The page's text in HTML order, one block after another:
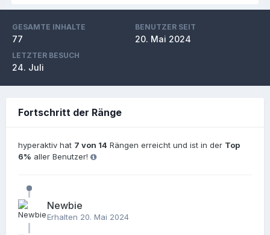
GESAMTE INHALTE
77
BENUTZER SEIT
20. Mai 2024
LETZTER BESUCH
24. Juli
Fortschritt der Ränge
hyperaktiv hat 7 von 14 Rängen erreicht und ist in der Top
6% aller Benutzer!
Newbie
Erhalten 20. Mai 2024